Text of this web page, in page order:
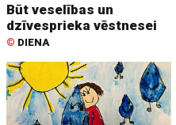
Būt veselības un
dzīvesprieka vēstnesei
© DIENA